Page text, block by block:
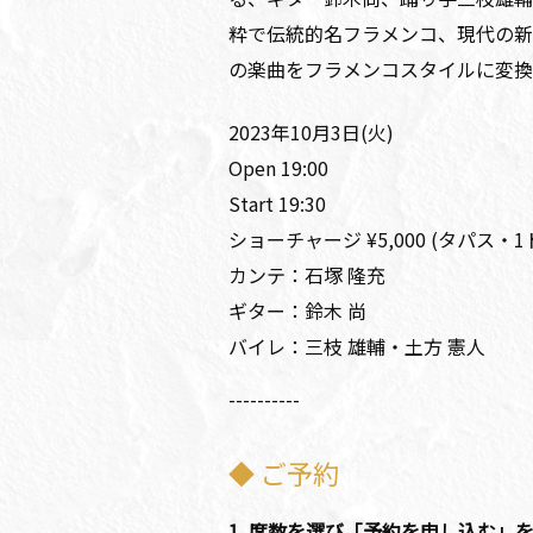
粋で伝統的名フラメンコ、現代の
の楽曲をフラメンコスタイルに変
2023年10月3日(火)
Open 19:00
Start 19:30
ショーチャージ ¥5,000 (タパス・1
カンテ：石塚 隆充
ギター：鈴木 尚
バイレ：三枝 雄輔・土方 憲人
----------
◆ ご予約